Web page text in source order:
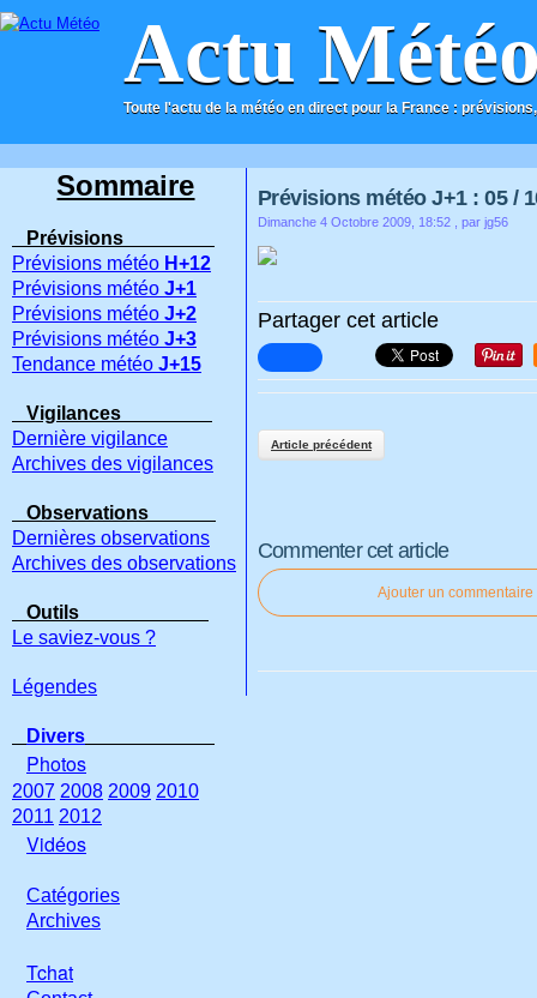
Actu
Toute l'actu de la météo en direct pour la France :
ACCUEIL CONTACT
Prévisions météo J+1 : 05 /
Dimanche 4 Octobre 2009, 18:52 , par jg56
Partager cet article
Article précédent
Commenter cet article
Ajouter un commentaire
Sommaire
Prévisions
Prévisions météo H+12
Prévisions météo J+1
Prévisions météo J+2
Prévisions météo J+3
Tendance météo J+15
Vigilances
Dernière vigilance
Archives des vigilances
Observations
Dernières observations
Archives des observations
Outils
Le saviez-vous ?
Légendes
Divers
Photos
2007 2008 2009 2010
2011 2012
Vidéos
Catégories
Archives
Tchat